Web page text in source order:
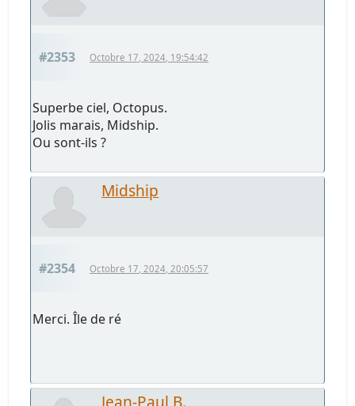
#2353 Octobre 17, 2024, 19:54:42
Superbe ciel, Octopus.
Jolis marais, Midship.
Ou sont-ils ?
Midship
#2354 Octobre 17, 2024, 20:05:57
Merci. Île de ré